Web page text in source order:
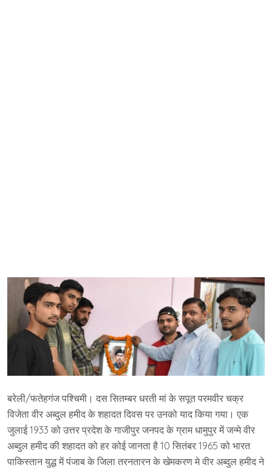
बरेली/फतेहगंज पश्चिमी। दस सितम्बर धरती मां के सपूत परमवीर चक्र
विजेता वीर अब्दुल हमीद के शहादत दिवस पर उनको याद किया गया। एक
जुलाई 1933 को उत्तर प्रदेश के गाजीपुर जनपद के ग्राम धामुपुर में जन्मे वीर
अब्दुल हमीद की शहादत को हर कोई जानता है 10 सितंबर 1965 को भारत
पाकिस्तान युद्ध में पंजाब के जिला तरनतारन के खेमकरण मे वीर अब्दुल हमीद ने